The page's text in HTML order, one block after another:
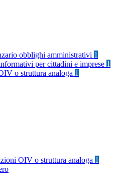
obblighi amministrativi 1
per cittadini e imprese 1
o struttura analoga 1
OIV o struttura analoga 1